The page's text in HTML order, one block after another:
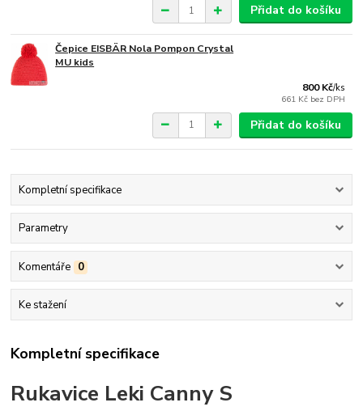
Přidat do košíku
Čepice EISBÄR Nola Pompon Crystal
MU kids
800 Kč/ks
661 Kč bez DPH
Přidat do košíku
Kompletní specifikace
Parametry
Komentáře 0
Ke stažení
Kompletní specifikace
Rukavice Leki Canny S